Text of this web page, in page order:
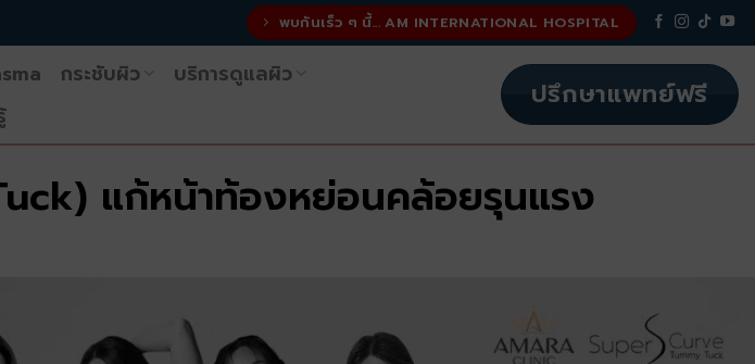
พบกันเร็ว ๆ นี้... AM INTERNATIONAL HOSPITAL
กระชับผิว
บริการดูแลผิว
ปรึกษาแพทย์ฟรี
แก้หน้าท้องหย่อนคล้อยรุนแรง